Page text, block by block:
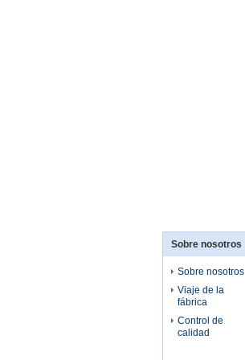
Sobre nosotros
Sobre nosotros
Viaje de la
fábrica
Control de
calidad